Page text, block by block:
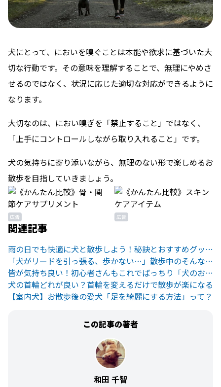
犬にとって、においを嗅ぐことは本能や欲求に基づいた大
切な行動です。その意味を理解することで、無理にやめさ
せるのではなく、状況に応じた適切な対応ができるように
なります。
大切なのは、におい嗅ぎを「禁止すること」ではなく、
「上手にコントロールしながら取り入れること」です。
犬の気持ちに寄り添いながら、無理のない形で楽しめるお
散歩を目指していきましょう。
広告 広告
関連記事
雨の日でも快適に犬と散歩しよう！秘訣とおすすめグッズについて
「犬がリードを引っ張る、歩かない…」散歩中のそんなお悩み、解決します！
皆が気持ち良い！初心者さんもこれでばっちり「犬のお散歩マナー」まとめ。
犬の首輪どれが良い？首輪を変えるだけで散歩が楽になる
【室内犬】お散歩後の愛犬「足を綺麗にする方法」って？
この記事の著者
和田 千智